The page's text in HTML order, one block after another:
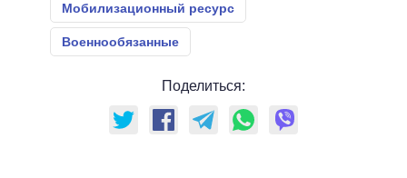
Мобилизационный ресурс
Военнообязанные
Поделиться: